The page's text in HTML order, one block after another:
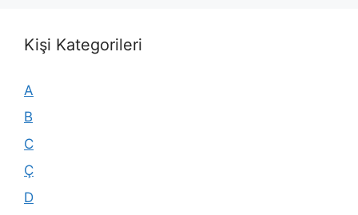
Kişi Kategorileri
A
B
C
Ç
D